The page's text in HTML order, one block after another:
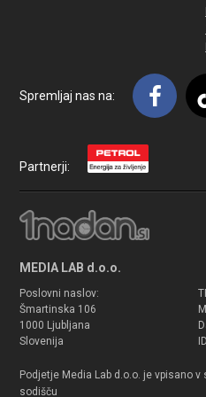
Spremljaj nas na:
Partnerji:
MEDIA LAB d.o.o.
Poslovni naslov:
Šmartinska 106
1000 Ljubljana
Slovenija
Podjetje Media Lab d.o.o. je vpisano
sodišču